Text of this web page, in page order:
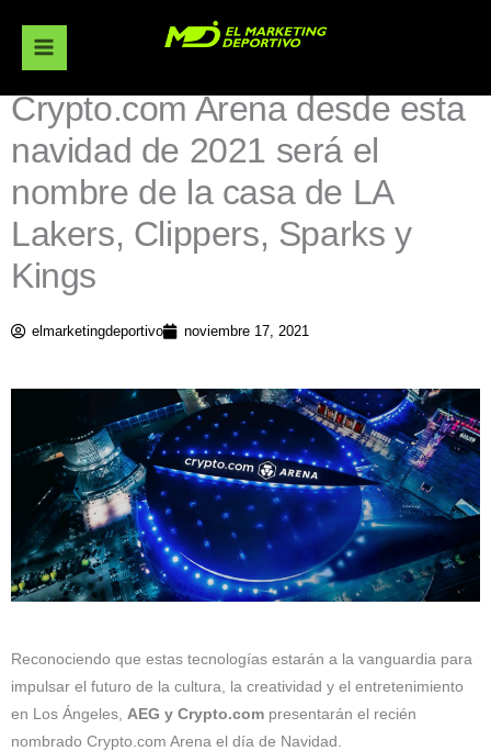
contenido
Crypto.com Arena desde esta
navidad de 2021 será el
nombre de la casa de LA
Lakers, Clippers, Sparks y
Kings
elmarketingdeportivo noviembre 17, 2021
Reconociendo que estas tecnologías estarán a la vanguardia para
impulsar el futuro de la cultura, la creatividad y el entretenimiento
en Los Ángeles, AEG y Crypto.com presentarán el recién
nombrado Crypto.com Arena el día de Navidad.